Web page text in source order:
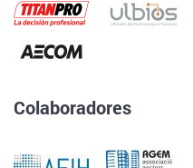
Colaboradores